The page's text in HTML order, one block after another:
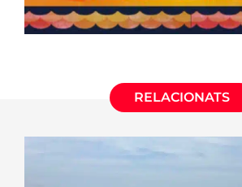
RELACIONATS